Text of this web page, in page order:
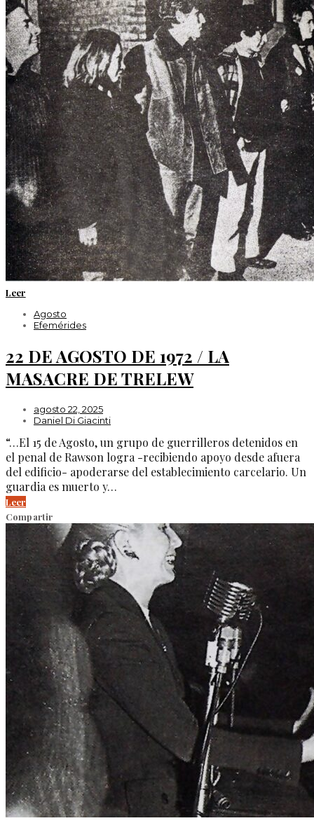
Leer
Agosto
Efemérides
22 DE AGOSTO DE 1972 / LA
MASACRE DE TRELEW
agosto 22, 2025
Daniel Di Giacinti
“…El 15 de Agosto, un grupo de guerrilleros detenidos en
el penal de Rawson logra -recibiendo apoyo desde afuera
del edificio- apoderarse del establecimiento carcelario. Un
guardia es muerto y…
Leer
Compartir